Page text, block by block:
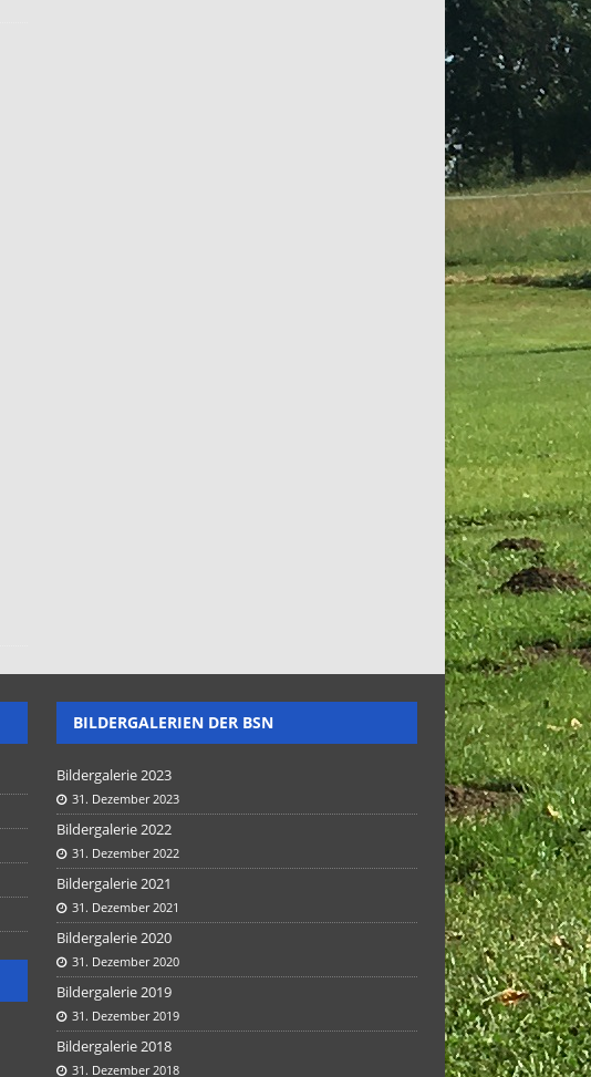
BILDERGALERIEN DER BSN
Bildergalerie 2023
31. Dezember 2023
Bildergalerie 2022
31. Dezember 2022
Bildergalerie 2021
31. Dezember 2021
Bildergalerie 2020
31. Dezember 2020
Bildergalerie 2019
31. Dezember 2019
Bildergalerie 2018
31. Dezember 2018